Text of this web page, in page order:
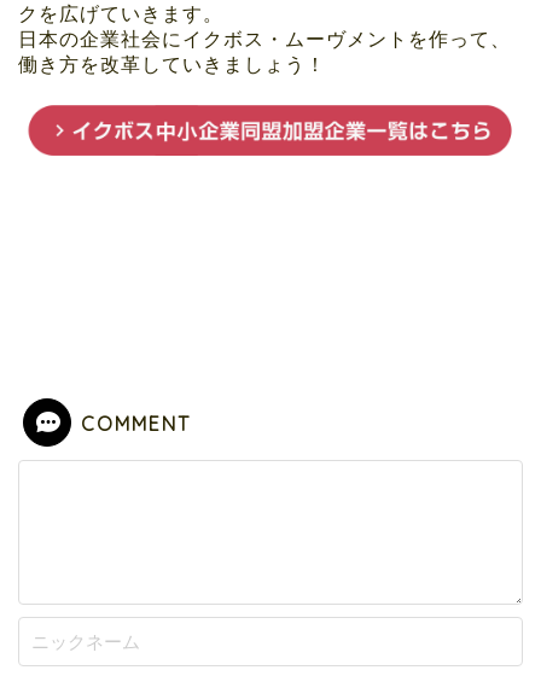
クを広げていきます。
日本の企業社会にイクボス・ムーヴメントを作って、
働き方を改革していきましょう！
COMMENT